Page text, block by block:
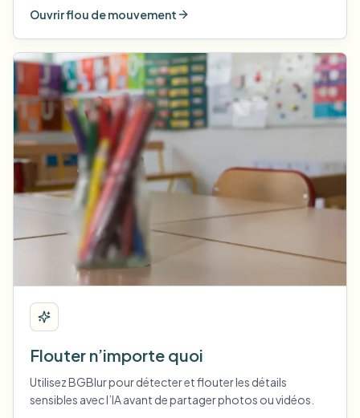
Ouvrir flou de mouvement
Flouter n’importe quoi
Utilisez BGBlur pour détecter et flouter les détails
sensibles avec l’IA avant de partager photos ou vidéos.